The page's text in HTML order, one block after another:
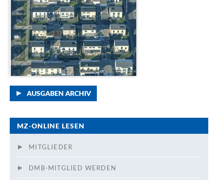
AUSGABEN ARCHIV
MZ-ONLINE LESEN
MITGLIEDER
DMB-MITGLIED WERDEN